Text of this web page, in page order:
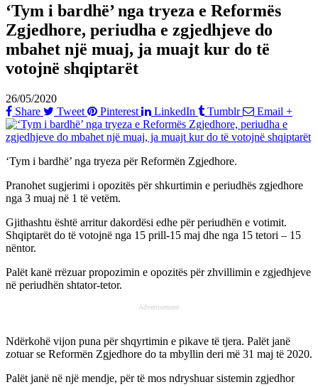
‘Tym i bardhë’ nga tryeza e Reformës
Zgjedhore, periudha e zgjedhjeve do
mbahet një muaj, ja muajt kur do të
votojnë shqiptarët
26/05/2020
Share
Tweet Pinterest LinkedIn Tumblr Email +
‘Tym i bardhë’ nga tryeza për Reformën Zgjedhore.
Pranohet sugjerimi i opozitës për shkurtimin e periudhës zgjedhore
nga 3 muaj në 1 të vetëm.
Gjithashtu është arritur dakordësi edhe për periudhën e votimit.
Shqiptarët do të votojnë nga 15 prill-15 maj dhe nga 15 tetori – 15
nëntor.
Palët kanë rrëzuar propozimin e opozitës për zhvillimin e zgjedhjeve
në periudhën shtator-tetor.
Advertisement
Ndërkohë vijon puna për shqyrtimin e pikave të tjera. Palët janë
zotuar se Reformën Zgjedhore do ta mbyllin deri më 31 maj të 2020.
Palët janë në një mendje, për të mos ndryshuar sistemin zgjedhor